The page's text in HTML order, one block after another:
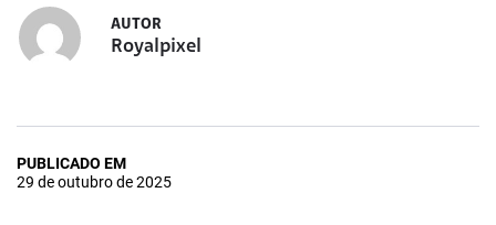
AUTOR
Royalpixel
PUBLICADO EM
29 de outubro de 2025